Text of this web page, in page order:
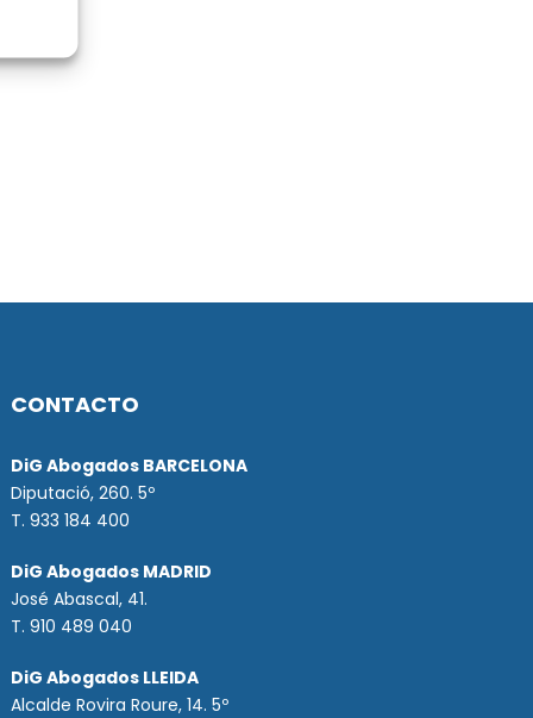
CONTACTO
DiG Abogados BARCELONA
Diputació, 260. 5º
T. 933 184 400
DiG Abogados MADRID
José Abascal, 41.
T.910 489 040
DiG Abogados LLEIDA
Alcalde Rovira Roure, 14. 5º